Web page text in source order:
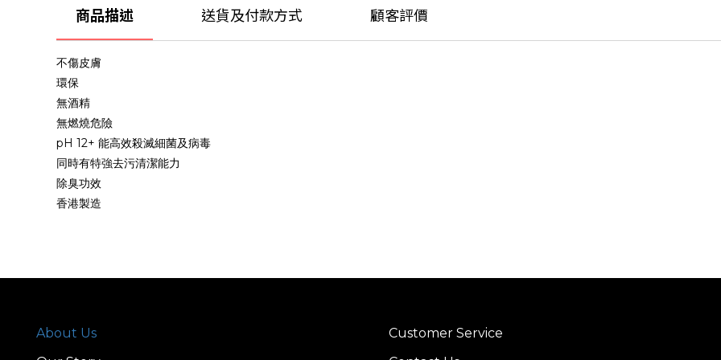
商品描述 送貨及付款方式 顧客評價
不傷皮膚
環保
無酒精
無燃燒危險
pH 12+ 能高效殺滅細菌及病毒
同時有特強去污清潔能力
除臭功效
香港製造
About Us
Customer Service